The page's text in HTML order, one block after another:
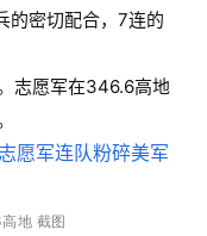
的密切配合，7连的
志愿军在346.6高地
地 截图